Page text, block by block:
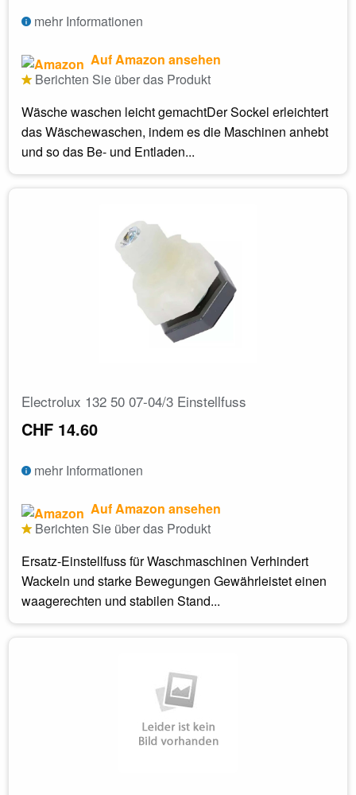
mehr Informationen
Auf Amazon ansehen
Berichten Sie über das Produkt
Wäsche waschen leicht gemachtDer Sockel erleichtert
das Wäschewaschen, indem es die Maschinen anhebt
und so das Be- und Entladen...
Electrolux 132 50 07-04/3 Einstellfuss
CHF 14.60
mehr Informationen
Auf Amazon ansehen
Berichten Sie über das Produkt
Ersatz-Einstellfuss für Waschmaschinen Verhindert
Wackeln und starke Bewegungen Gewährleistet einen
waagerechten und stabilen Stand...